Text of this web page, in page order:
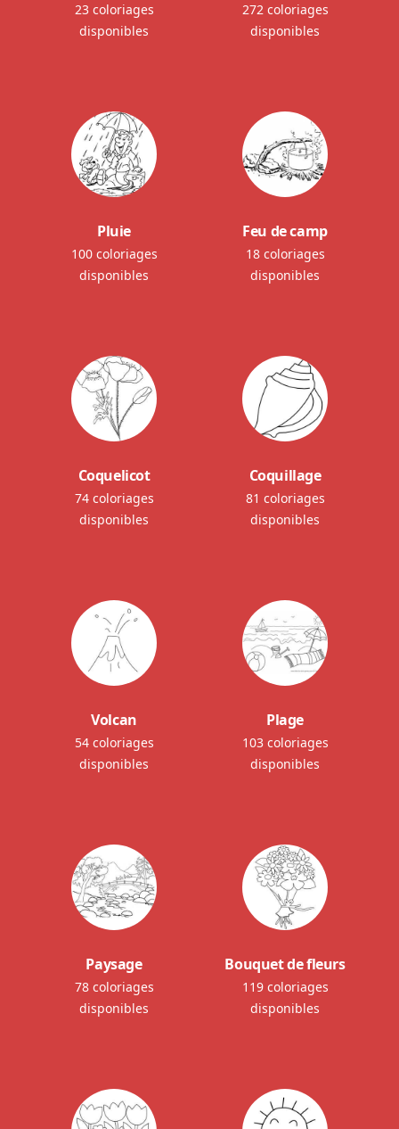
23 coloriages
disponibles
272 coloriages
disponibles
Pluie
100 coloriages
disponibles
Feu de camp
18 coloriages
disponibles
Coquelicot
74 coloriages
disponibles
Coquillage
81 coloriages
disponibles
Volcan
54 coloriages
disponibles
Plage
103 coloriages
disponibles
Paysage
78 coloriages
disponibles
Bouquet de fleurs
119 coloriages
disponibles